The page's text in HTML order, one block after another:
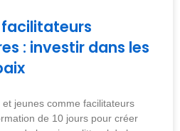
: investir dans les
jeunes comme facilitateurs
de 10 jours pour créer